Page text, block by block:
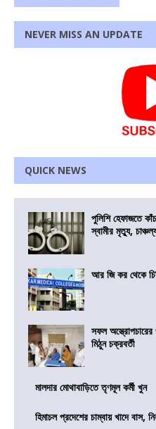
NEVER MISS AN UPDATE
QUICK NEWS
পুলিশি হেফাজতে
স্বামীর মৃত্যু,
আর জি কর থেকে
সফল
মিঠুন চক্রবর্তী
মালদার মোথাবাড়িতে তৃণমূল কর্মী খুন
হিমাচল প্রদেশের চাম্বায় খাদে